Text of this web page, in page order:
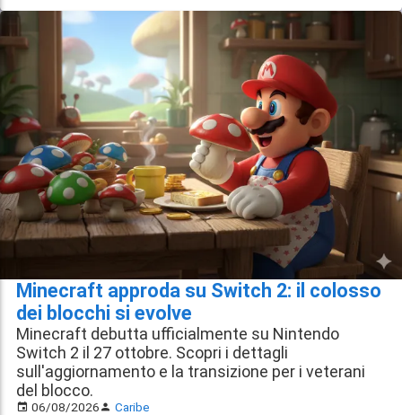
Minecraft approda su Switch 2: il colosso
dei blocchi si evolve
Minecraft debutta ufficialmente su Nintendo
Switch 2 il 27 ottobre. Scopri i dettagli
sull'aggiornamento e la transizione per i veterani
del blocco.
06/08/2026 Caribe